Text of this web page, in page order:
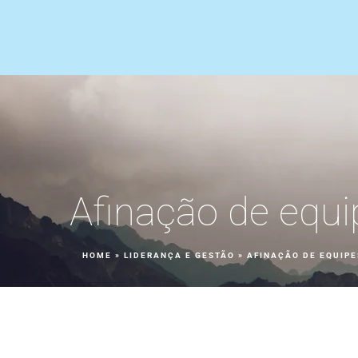
Afinação de
HOME » LIDERANÇA E GESTÃO » AFINAÇÃO DE